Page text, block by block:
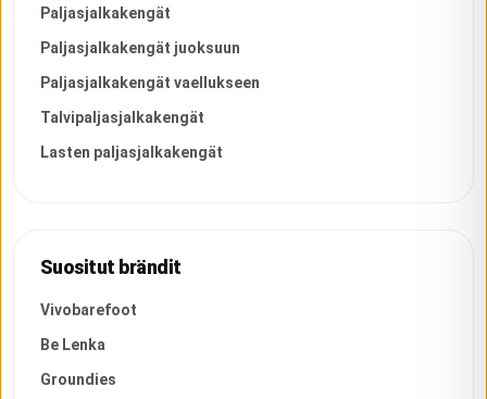
Paljasjalkakengät
Paljasjalkakengät juoksuun
Paljasjalkakengät vaellukseen
Talvipaljasjalkakengät
Lasten paljasjalkakengät
Suositut brändit
Vivobarefoot
Be Lenka
Groundies